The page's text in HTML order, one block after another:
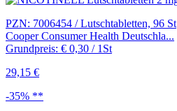
PZN: 7006454 / Lutschtabletten, 96 St
Cooper Consumer Health Deutschla...
Grundpreis: € 0,30 / 1St
29,15 €
-35% **